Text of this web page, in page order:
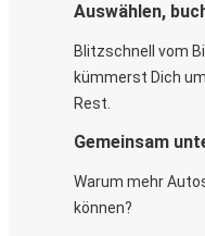
Auswählen,
Blitzschnell vom
kümmerst Dich
Rest.
Gemeinsam
Warum mehr
können?